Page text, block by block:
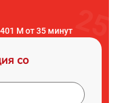
M от 35 минут
со